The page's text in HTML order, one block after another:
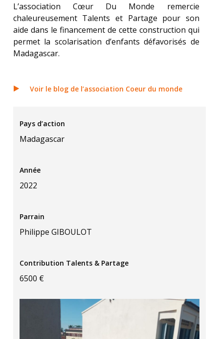
L’association Cœur Du Monde remercie
chaleureusement Talents et Partage pour son
aide dans le financement de cette construction qui
permet la scolarisation d’enfants défavorisés de
Madagascar.
Voir le blog de l’association Coeur du monde
Pays d’action
Madagascar
Année
2022
Parrain
Philippe GIBOULOT
Contribution Talents & Partage
6500 €